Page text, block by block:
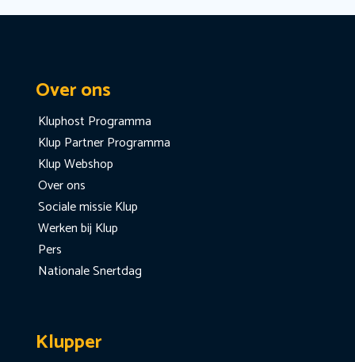
Over ons
Kluphost Programma
Klup Partner Programma
Klup Webshop
Over ons
Sociale missie Klup
Werken bij Klup
Pers
Nationale Snertdag
Klupper